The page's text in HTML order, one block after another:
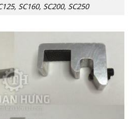
SC160, SC200, SC250